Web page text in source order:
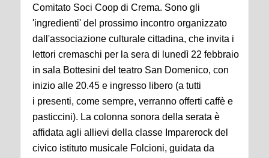
Comitato Soci Coop di Crema. Sono gli
'ingredienti' del prossimo incontro organizzato
dall'associazione culturale cittadina, che invita i
lettori cremaschi per la sera di lunedì 22 febbraio
in sala Bottesini del teatro San Domenico, con
inizio alle 20.45 e ingresso libero (a tutti
i presenti, come sempre, verranno offerti caffè e
pasticcini). La colonna sonora della serata è
affidata agli allievi della classe Imparerock del
civico istituto musicale Folcioni, guidata da